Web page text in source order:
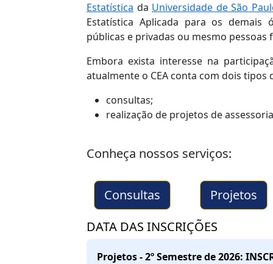
Estatística da Universidade de São
Estatística Aplicada para os demais
públicas e privadas ou mesmo pessoas
Embora exista interesse na
atualmente o CEA conta com dois tipos
consultas;
realização de projetos de
Conheça nossos serviços:
Consultas
Projetos
DATA DAS INSCRIÇÕES
Projetos - 2º Semestre de 2026: